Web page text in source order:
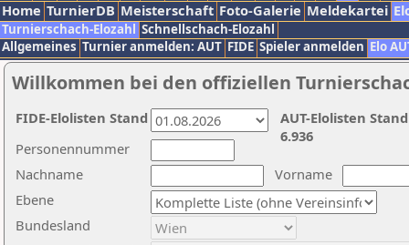
Home TurnierDB Meisterschaft Foto-Galerie Meldekartei
Turnierschach-Elozahl Schnellschach-Elozahl
Allgemeines Turnier anmelden: AUT FIDE Spieler anmelden Elo
Willkommen bei den offiziellen
Nachname
Vorname
Ebene
Personennummer
Bundesland
AUT-Elolisten
6.936
FIDE-Elolisten Stand